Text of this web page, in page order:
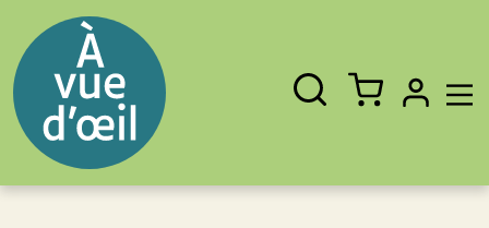
Fermer
Rechercher
un
livre,
un
auteur,
un
EAN